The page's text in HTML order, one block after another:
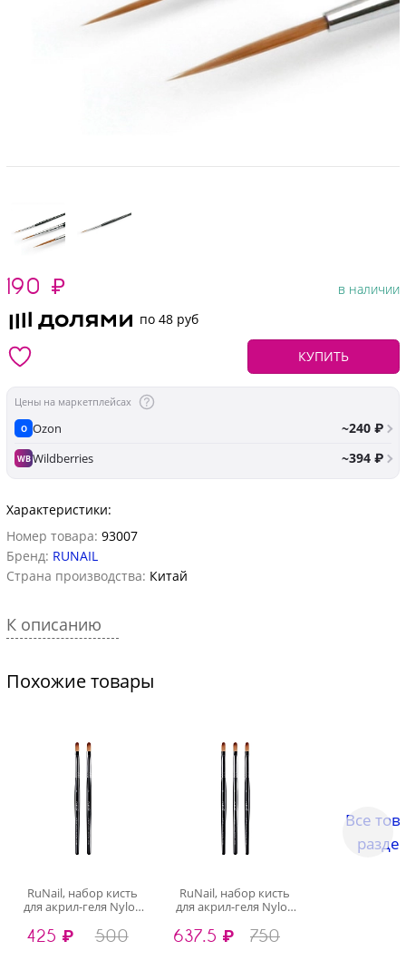
190 ₽
в наличии
по 48 руб
КУПИТЬ
Цены на маркетплейсах
O Ozon ~240 ₽
WBWildberries ~394 ₽
Характеристики:
Номер товара: 93007
Бренд: RUNAIL
Страна производства: Китай
К описанию
Похожие товары
RuNail, набор кисть
для акрил-геля Nylon
425 ₽ 500
RuNail, набор кисть
для акрил-геля Nylon
637.5 ₽ 750
Все